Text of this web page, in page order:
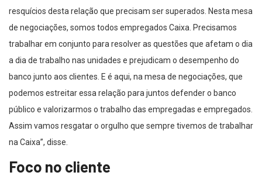
resquícios desta relação que precisam ser superados. Nesta mesa
de negociações, somos todos empregados Caixa. Precisamos
trabalhar em conjunto para resolver as questões que afetam o dia
a dia de trabalho nas unidades e prejudicam o desempenho do
banco junto aos clientes. E é aqui, na mesa de negociações, que
podemos estreitar essa relação para juntos defender o banco
público e valorizarmos o trabalho das empregadas e empregados.
Assim vamos resgatar o orgulho que sempre tivemos de trabalhar
na Caixa”, disse.
Foco no cliente